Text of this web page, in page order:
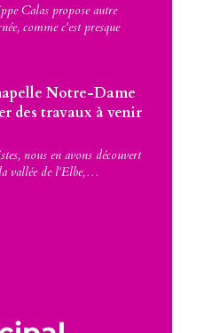
Calas propose autre
comme c'est presque
Notre-Dame
des travaux à venir
nous en avons découvert
vallée de l'Elbe,…